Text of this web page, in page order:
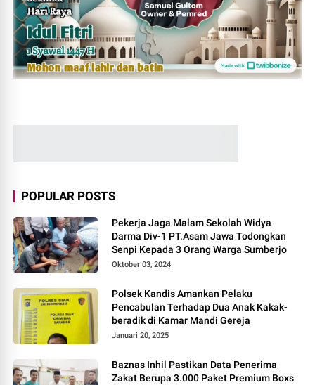
POPULAR POSTS
Pekerja Jaga Malam Sekolah Widya
Darma Div-1 PT.Asam Jawa Todongkan
Senpi Kepada 3 Orang Warga Sumberjo
Oktober 03, 2024
Polsek Kandis Amankan Pelaku
Pencabulan Terhadap Dua Anak Kakak-
beradik di Kamar Mandi Gereja
Januari 20, 2025
Baznas Inhil Pastikan Data Penerima
Zakat Berupa 3.000 Paket Premium Boxs